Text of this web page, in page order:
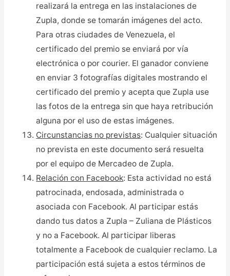
realizará la entrega en las instalaciones de
Zupla, donde se tomarán imágenes del acto.
Para otras ciudades de Venezuela, el
certificado del premio se enviará por vía
electrónica o por courier. El ganador conviene
en enviar 3 fotografías digitales mostrando el
certificado del premio y acepta que Zupla use
las fotos de la entrega sin que haya retribución
alguna por el uso de estas imágenes.
Circunstancias no previstas: Cualquier situación
no prevista en este documento será resuelta
por el equipo de Mercadeo de Zupla.
Relación con Facebook: Esta actividad no está
patrocinada, endosada, administrada o
asociada con Facebook. Al participar estás
dando tus datos a Zupla – Zuliana de Plásticos
y no a Facebook. Al participar liberas
totalmente a Facebook de cualquier reclamo. La
participación está sujeta a estos términos de